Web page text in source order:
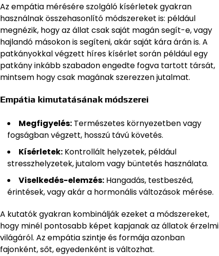
Az empátia mérésére szolgáló kísérletek gyakran
használnak összehasonlító módszereket is: például
megnézik, hogy az állat csak saját magán segít-e, vagy
hajlandó másokon is segíteni, akár saját kára árán is. A
patkányokkal végzett híres kísérlet során például egy
patkány inkább szabadon engedte fogva tartott társát,
mintsem hogy csak magának szerezzen jutalmat.
Empátia kimutatásának módszerei
Megfigyelés: Természetes környezetben vagy
fogságban végzett, hosszú távú követés.
Kísérletek: Kontrollált helyzetek, például
stresszhelyzetek, jutalom vagy büntetés használata.
Viselkedés-elemzés: Hangadás, testbeszéd,
érintések, vagy akár a hormonális változások mérése.
A kutatók gyakran kombinálják ezeket a módszereket,
hogy minél pontosabb képet kapjanak az állatok érzelmi
világáról. Az empátia szintje és formája azonban
fajonként, sőt, egyedenként is változhat.